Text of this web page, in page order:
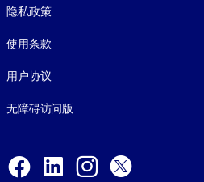
隐私政策
使用条款
用户协议
无障碍访问版
Facebook
LinkedInInstagram